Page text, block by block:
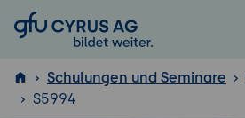
GFU Cyrus AG
Schulungen und Seminare
S5994